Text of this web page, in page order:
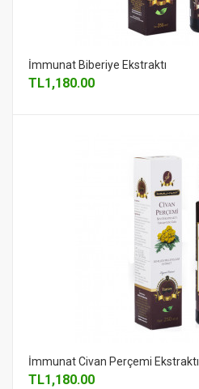
İmmunat Biberiye Ekstraktı
TL1,180.00
İmmunat Civan Perçemi Ekstraktı
TL1,180.00